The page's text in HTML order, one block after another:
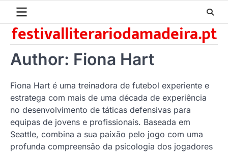
content
festivalliterariodamadeira.pt
Author: Fiona Hart
Fiona Hart é uma treinadora de futebol experiente e
estratega com mais de uma década de experiência
no desenvolvimento de táticas defensivas para
equipas de jovens e profissionais. Baseada em
Seattle, combina a sua paixão pelo jogo com uma
profunda compreensão da psicologia dos jogadores